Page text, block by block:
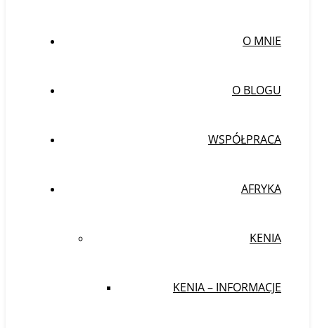
O MNIE
O BLOGU
WSPÓŁPRACA
AFRYKA
KENIA
KENIA – INFORMACJE